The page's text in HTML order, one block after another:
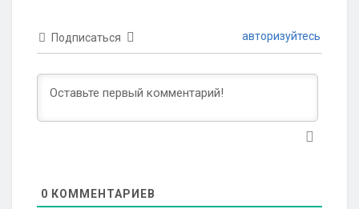
Подписаться авторизуйтесь
0 КОММЕНТАРИЕВ